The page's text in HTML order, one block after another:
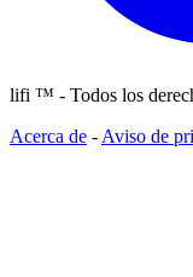
lifi ™ - Todos los
Acerca de - Aviso de